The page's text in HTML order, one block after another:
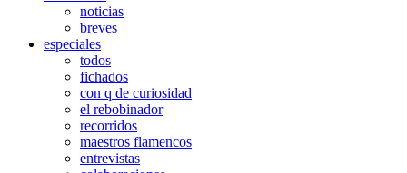
noticias
breves
especiales
todos
fichados
con q de curiosidad
el rebobinador
recorridos
maestros flamencos
entrevistas